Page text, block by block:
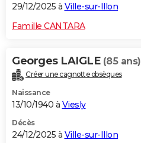
29/12/2025 à Ville-sur-Illon
Famille CANTARA
Georges LAIGLE (85 ans)
Créer une cagnotte obsèques
Naissance
13/10/1940 à Viesly
Décès
24/12/2025 à Ville-sur-Illon